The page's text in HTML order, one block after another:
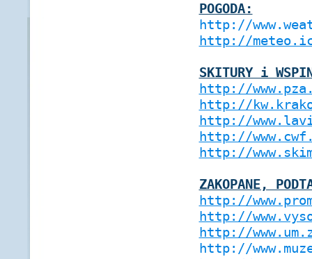
POGODA:
http://
http://
SKITURY i
http://
http://
http://
http://
http://
ZAKOPANE,
http://
http://
http://
http://